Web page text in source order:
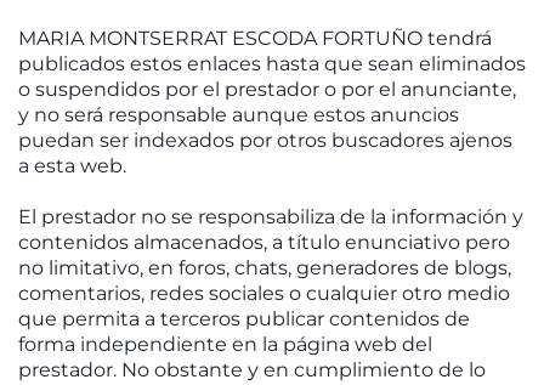
MARIA MONTSERRAT ESCODA FORTUÑO tendrá
publicados estos enlaces hasta que sean eliminados
o suspendidos por el prestador o por el anunciante,
y no será responsable aunque estos anuncios
puedan ser indexados por otros buscadores ajenos
a esta web.
El prestador no se responsabiliza de la información y
contenidos almacenados, a título enunciativo pero
no limitativo, en foros, chats, generadores de blogs,
comentarios, redes sociales o cualquier otro medio
que permita a terceros publicar contenidos de
forma independiente en la página web del
prestador. No obstante y en cumplimiento de lo